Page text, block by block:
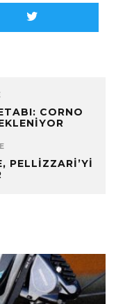
CORNO
PELLIZZARI’YI